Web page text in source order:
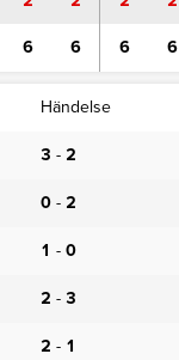
6 6 6 6
Händelse
3 - 2
0- 2
1 -0
2 -3
2 - 1